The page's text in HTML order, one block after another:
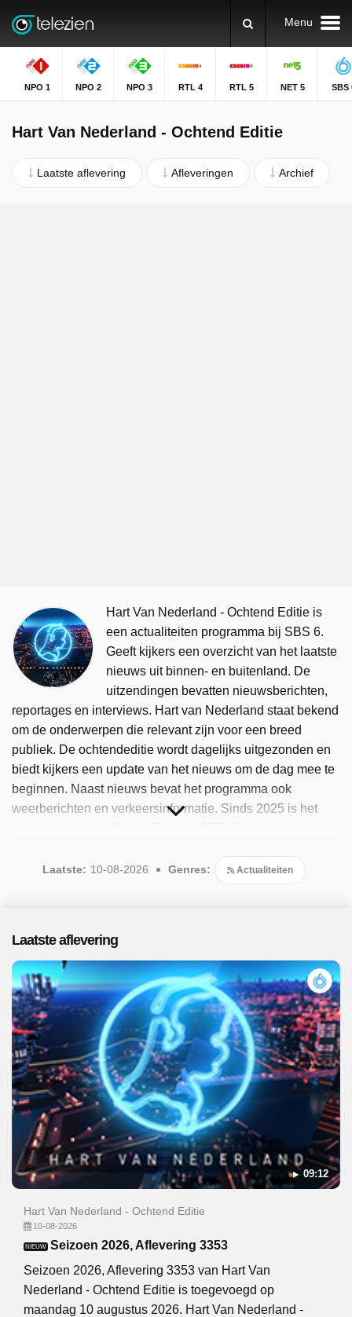
Menu
NPO 1 NPO 2 NPO 3 RTL 4 RTL 5 NET 5 SBS
Hart Van Nederland - Ochtend Editie
Laatste aflevering Afleveringen Archief
Hart Van Nederland - Ochtend Editie is
een actualiteiten programma bij SBS 6.
Geeft kijkers een overzicht van het laatste
nieuws uit binnen- en buitenland. De
uitzendingen bevatten nieuwsberichten,
reportages en interviews. Hart van Nederland staat bekend
om de onderwerpen die relevant zijn voor een breed
publiek. De ochtendeditie wordt dagelijks uitgezonden en
biedt kijkers een update van het nieuws om de dag mee te
beginnen. Naast nieuws bevat het programma ook
weerberichten en verkeersinformatie. Sinds 2025 is het
Laatste: 10-08-2026 Genres: Actualiteiten
Laatste aflevering
09:12
Hart Van Nederland - Ochtend Editie
10-08-2026
NIEUW Seizoen 2026, Aflevering 3353
Seizoen 2026, Aflevering 3353 van Hart Van
Nederland - Ochtend Editie is toegevoegd op
maandag 10 augustus 2026. Hart Van Nederland -